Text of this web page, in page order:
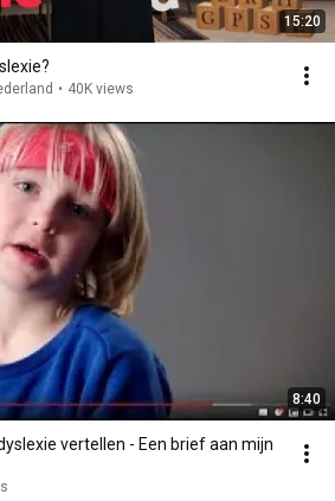
15:20
• 40K views
8:40
vertellen - Een brief aan mijn